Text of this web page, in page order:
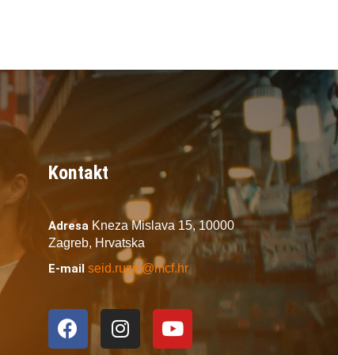
Kontakt
Adresa Kneza Mislava 15,10000
Zagreb, Hrvatska
E-mail seid.ruzic@mcf.hr